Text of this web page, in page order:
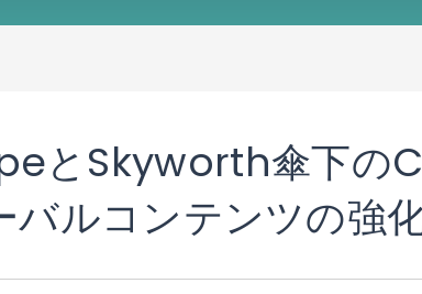
とSkyworth傘下の
バルコンテンツの強